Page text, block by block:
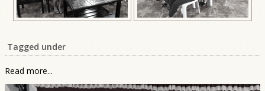
Tagged under
Read more...